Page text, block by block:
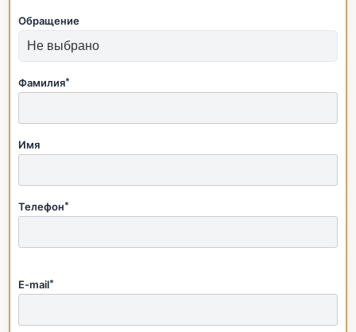
Обращение
Фамилия*
Имя
Телефон*
E-mail*